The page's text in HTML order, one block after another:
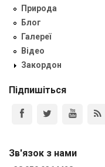
Природа
Блог
Галереї
Відео
Закордон
Підпишіться
Зв'язок з нами